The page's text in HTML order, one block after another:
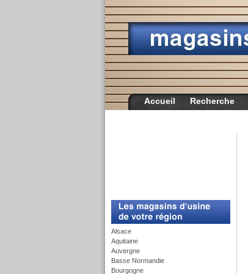
Accueil Recherche
Alsace
Aquitaine
Auvergne
Basse Normandie
Bourgogne